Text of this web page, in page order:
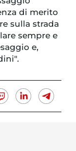
di merito
sulla strada
sempre e
e,